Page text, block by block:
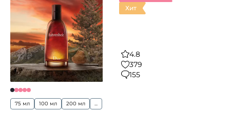
Хит
4.8
379
155
75 мл 100 мл 200 мл ...